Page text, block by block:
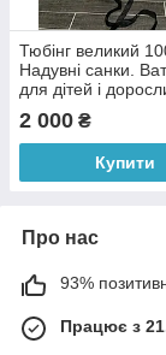
Тюбінг великий
Надувні санки.
для дітей і
гірці.
2 000 ₴
Купити
Про нас
93%
Працює з